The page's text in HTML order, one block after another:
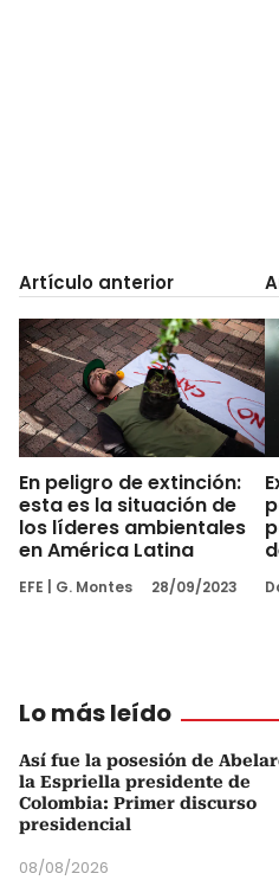
Artículo anterior
En peligro de extinción:
esta es la situación de
los líderes ambientales
en América Latina
EFE G. Montes 28/09/2023
Lo más leído
Así fue la posesión de
la Espriella presidente de
Colombia: Primer discurso
presidencial
08/08/2026